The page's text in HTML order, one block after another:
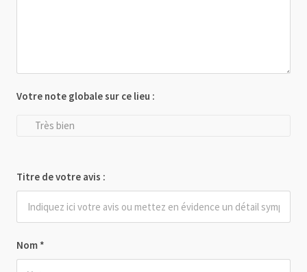
Nom *
Votre note globale sur ce lieu :
Très bien
Titre de votre avis :